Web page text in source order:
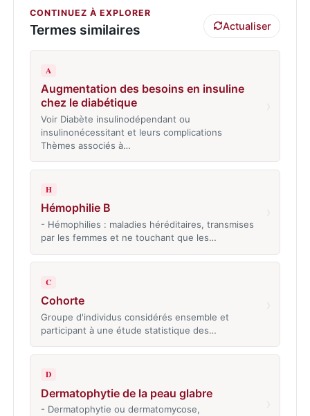
CONTINUEZ À EXPLORER
Termes similaires Actualiser
A
Augmentation des besoins en insuline
chez le diabétique
Voir Diabète insulinodépendant ou
insulinonécessitant et leurs complications
Thèmes associés à…
H
Hémophilie B
- Hémophilies : maladies héréditaires, transmises
par les femmes et ne touchant que les…
C
Cohorte
Groupe d'individus considérés ensemble et
participant à une étude statistique des…
D
Dermatophytie de la peau glabre
- Dermatophytie ou dermatomycose,